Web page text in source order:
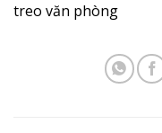
treo văn phòng